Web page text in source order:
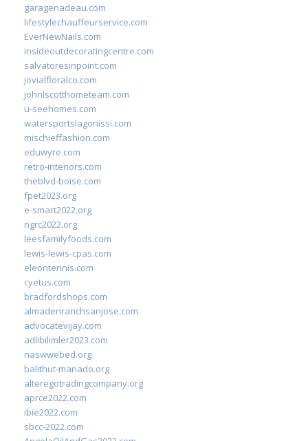
garagenadeau.com
lifestylechauffeurservice.com
EverNewNails.com
insideoutdecoratingcentre.com
salvatoresinpoint.com
jovialfloralco.com
johnlscotthometeam.com
u-seehomes.com
watersportslagonissi.com
mischieffashion.com
eduwyre.com
retro-interiors.com
theblvd-boise.com
fpet2023.org
e-smart2022.org
ngrc2022.org
leesfamilyfoods.com
lewis-lewis-cpas.com
eleontennis.com
cyetus.com
bradfordshops.com
almadenranchsanjose.com
advocatevijay.com
adlibilimler2023.com
naswwebed.org
balithut-manado.org
alteregotradingcompany.org
aprce2022.com
ibie2022.com
sbcc-2022.com